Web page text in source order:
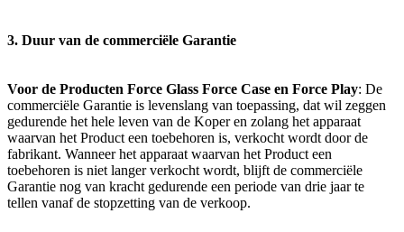
3. Duur van de commerciële Garantie
Voor de Producten Force Glass Force Case en Force Play: De
commerciële Garantie is levenslang van toepassing, dat wil zeggen
gedurende het hele leven van de Koper en zolang het apparaat
waarvan het Product een toebehoren is, verkocht wordt door de
fabrikant. Wanneer het apparaat waarvan het Product een
toebehoren is niet langer verkocht wordt, blijft de commerciële
Garantie nog van kracht gedurende een periode van drie jaar te
tellen vanaf de stopzetting van de verkoop.